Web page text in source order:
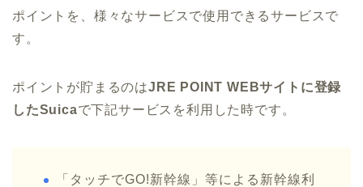
ポイントを、様々なサービスで使用できるサービスで
す。
ポイントが貯まるのはJRE POINT WEBサイトに登録
したSuicaで下記サービスを利用した時です。
「タッチでGO!新幹線」等による新幹線利